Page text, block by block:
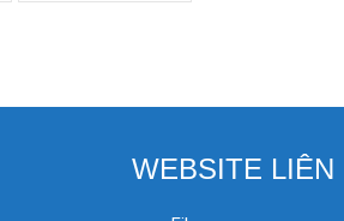
WEBSITE LIÊN